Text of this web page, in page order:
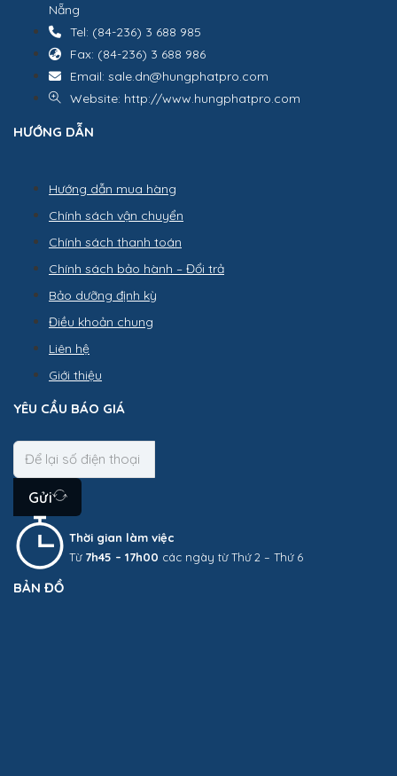
Nẵng
Tel: (84-236) 3 688 985
Fax: (84-236) 3 688 986
Email: sale.dn@hungphatpro.com
Website: http://www.hungphatpro.com
HƯỚNG DẪN
Hướng dẫn mua hàng
Chính sách vận chuyển
Chính sách thanh toán
Chính sách bảo hành – Đổi trả
Bảo dưỡng định kỳ
Điều khoản chung
Liên hệ
Giới thiệu
YÊU CẦU BÁO GIÁ
Gửi
Thời gian làm việc
Từ 7h45 – 17h00 các ngày từ Thứ 2 – Thứ 6
BẢN ĐỒ